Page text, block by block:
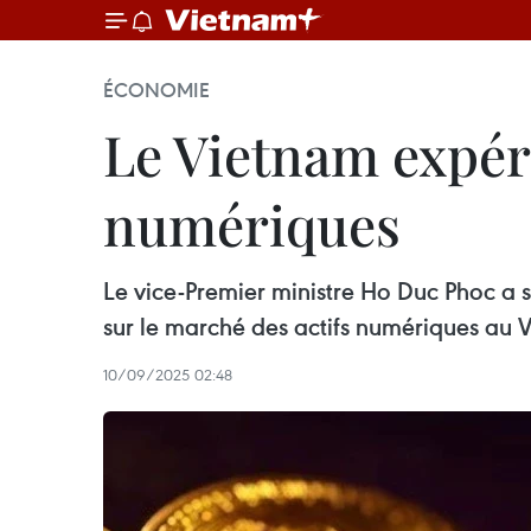
ÉCONOMIE
Le Vietnam
numériques
Le vice-Premier ministre Ho Duc Phoc
sur le marché des actifs numériques au
10/09/2025 02:48